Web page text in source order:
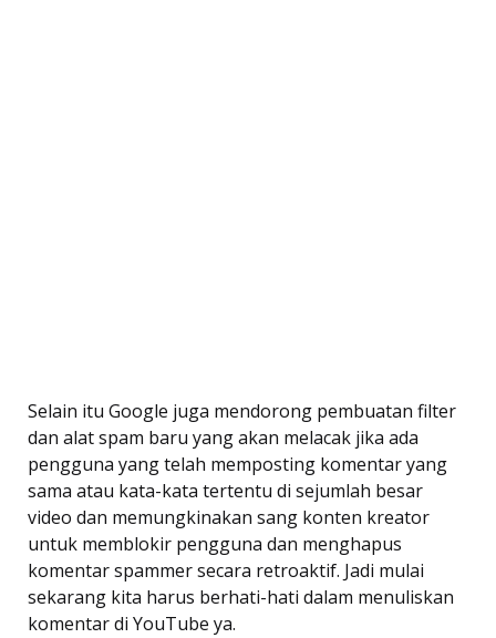
Selain itu Google juga mendorong pembuatan filter
dan alat spam baru yang akan melacak jika ada
pengguna yang telah memposting komentar yang
sama atau kata-kata tertentu di sejumlah besar
video dan memungkinakan sang konten kreator
untuk memblokir pengguna dan menghapus
komentar spammer secara retroaktif. Jadi mulai
sekarang kita harus berhati-hati dalam menuliskan
komentar di YouTube ya.